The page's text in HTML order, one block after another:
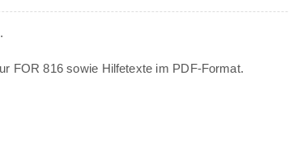
FOR 816 sowie Hilfetexte im PDF-Format.